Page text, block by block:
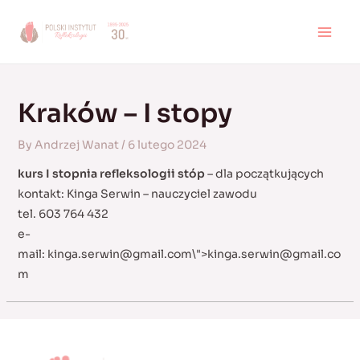
Kraków – I stopy
By Andrzej Wanat/ 6 lutego 2024
kurs I stopnia refleksologii stóp– dla początkujących
kontakt: Kinga Serwin – nauczyciel zawodu
tel. 603 764 432
e-
mail: kinga.serwin@gmail.com\">kinga.serwin@gmail.co
m